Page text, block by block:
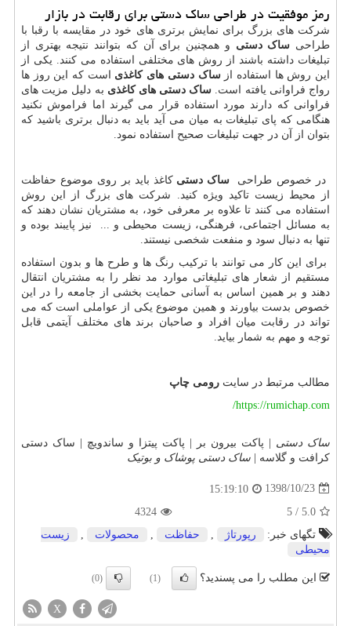
رمز موفقیت در طراحی ساک دستی برای رقابت در بازار
شرکت های بزرگ برای نمایش برتری های خود در مقایسه با رقبا با
طراحی ساک دستی و همچنین برای آن که بتوانند نتیجه بهتری از
تبلیغات داشته باشند از روش های مختلفی استفاده می کنند. یکی از
این روش ها استفاده ازساک دستی های کاغذی است که این روز ها
رواج فراوانی یافته است. ساک دستی های کاغذی به دلیل مزیت های
فراوانی که دارند مورد استفاده قرار می گیرند اما فراموش نکنید
هنگامی که پای تبلیغات به میان می آید باید به دنبال برتری باشید که
بتوان از آن در جهت تبلیغات صحیح استفاده نمود.
در خصوص طراحی ساک دستی کاغذ باید بر روی موضوع حفاظت
از محیط زیست تاکید ویژه کنید. شرکت های بزرگ از این روش
استفاده می کنند تا علاوه بر معرفی خود، به مشتریان نشان دهند که
به مسائل اجتماعی، فرهنگی، زیست محیطی و ... نیز پایبند بوده و
تنها به دنبال سود و منفعت شخصی نیستند.
برای این کار می توانند با ترکیب رنگ ها و طرح ها و بدون استفاده
مستقیم از شعار های تبلیغاتی موارد مد نظر را به مشتریان انتقال
دهند و بر همین اساس به آسانی حمایت بخشی از جامعه را در این
خصوص بدست بیاورند و همین موضوع یکی از عواملی است که می
تواند در رقابت میان افراد و صاحبان برند های مختلف آیتمی قابل
توجه و مهم به شمار بیاید.
مطالب مرتبط در سایت رومی چاپ
https://rumichap.com/
ساک دستی | پاکت بیرون بر | پاکت پیتزا و ساندویچ | ساک دستی
کرافت و گلاسه | ساک دستی پوشاک و بوتیک
1398/10/23
15:19:10
5.0
/
5
4324
تگهای خبر:
رپورتاژ حفاظت محصولات
زیست
محیطی
این مطلب را می پسندید؟ (1)
(0)
X